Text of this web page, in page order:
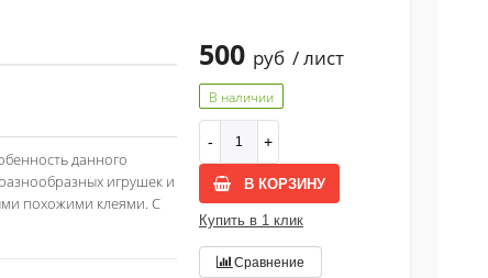
500 руб / лист
В наличии
В КОРЗИНУ
Купить в 1 клик
Сравнение
данного
игрушек и
похожими клеями. С